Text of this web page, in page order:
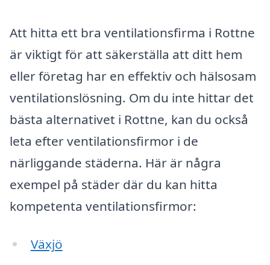
Att hitta ett bra ventilationsfirma i Rottne
är viktigt för att säkerställa att ditt hem
eller företag har en effektiv och hälsosam
ventilationslösning. Om du inte hittar det
bästa alternativet i Rottne, kan du också
leta efter ventilationsfirmor i de
närliggande städerna. Här är några
exempel på städer där du kan hitta
kompetenta ventilationsfirmor:
Växjö